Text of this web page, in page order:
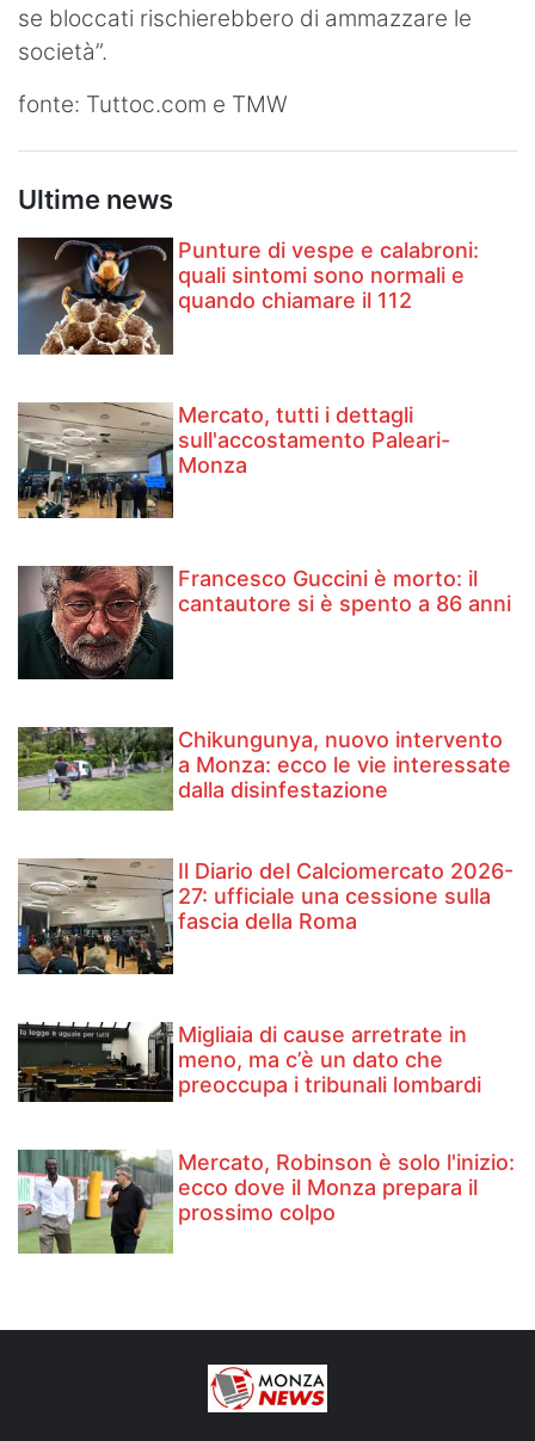
se bloccati rischierebbero di ammazzare le
società”.
fonte: Tuttoc.com e TMW
Ultime news
Punture di vespe e calabroni:
quali sintomi sono normali e
quando chiamare il 112
Mercato, tutti i dettagli
sull'accostamento Paleari-
Monza
Francesco Guccini è morto: il
cantautore si è spento a 86 anni
Chikungunya, nuovo intervento
a Monza: ecco le vie interessate
dalla disinfestazione
Il Diario del Calciomercato 2026-
27: ufficiale una cessione sulla
fascia della Roma
Migliaia di cause arretrate in
meno, ma c’è un dato che
preoccupa i tribunali lombardi
Mercato, Robinson è solo l'inizio:
ecco dove il Monza prepara il
prossimo colpo